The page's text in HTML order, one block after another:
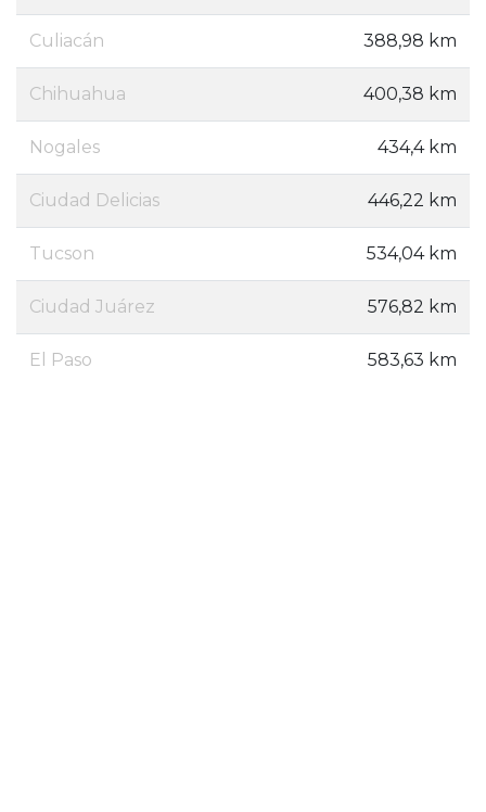
Culiacán 388,98 km
Chihuahua 400,38 km
Nogales 434,4 km
Ciudad Delicias 446,22 km
Tucson 534,04 km
Ciudad Juárez 576,82 km
El Paso 583,63 km